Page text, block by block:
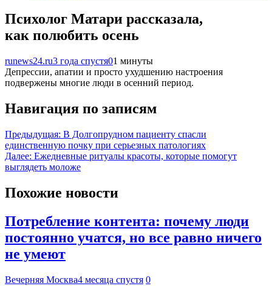
Психолог Матари рассказала,
как полюбить осень
runews24.ru3 года спустя01 минуты
Депрессии, апатии и просто ухудшению настроения
подвержены многие люди в осенний период.
Навигация по записям
Предыдущая: В Долгопрудном пациенту спасли
единственную почку при серьезных патологиях
Далее: Ежедневные ритуалы красоты, которые помогут
выглядеть моложе
Похожие новости
Потребление контента: почему люди
постоянно учатся, но все равно ничего
не умеют
Вечерняя Москва4 месяца спустя 0